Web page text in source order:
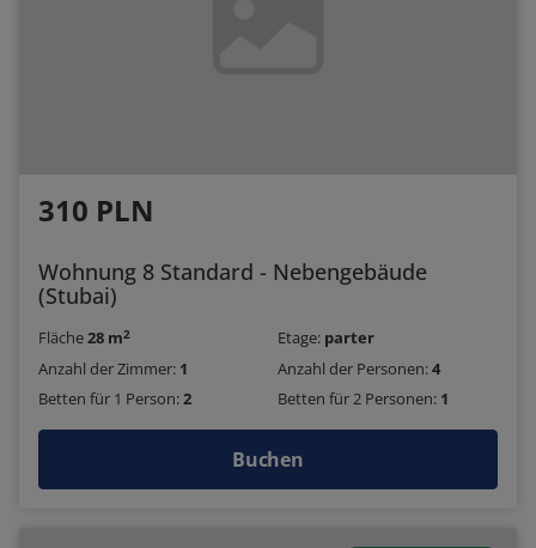
310 PLN
Wohnung 8 Standard - Nebengebäude
(Stubai)
Fläche28 m2 Etage: parter
Anzahl der Zimmer: 1 Anzahl der Personen:4
Betten für 1 Person:2 Betten für 2 Personen: 1
Buchen